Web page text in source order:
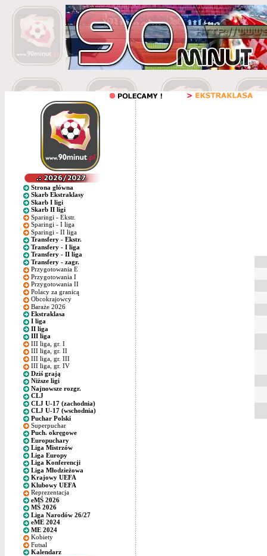
Strona główna
Skarb Ekstraklasy
Skarb I ligi
Skarb II ligi
Sparingi - Ekstr.
Sparingi - I liga
Sparingi - II liga
Transfery - Ekstr.
Transfery - I liga
Transfery - II liga
Transfery - zagr.
Przygotowania E
Przygotowania I
Przygotowania II
Polacy za granicą
Obcokrajowcy
Baraże 2026
Ekstraklasa
I liga
II liga
III liga
III liga, gr. I
III liga, gr. II
III liga, gr. III
III liga, gr. IV
Dziś grają
Niższe ligi
Najnowsze rozgr.
CLJ
CLJ U-17 (zachodnia)
CLJ U-17 (wschodnia)
Puchar Polski
Superpuchar
Puch. okręgowe
Europuchary
Liga Mistrzów
Liga Europy
Liga Konferencji
Liga Młodzieżowa
Krajowy UEFA
Klubowy UEFA
Reprezentacja
eMŚ 2026
MŚ 2026
Liga Narodów 26/27
eME 2024
ME 2024
Kobiety
Futsal
Kalendarz